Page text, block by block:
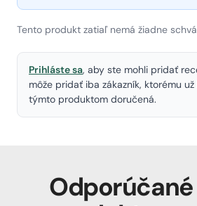
Tento produkt zatiaľ nemá žiadne
Prihláste sa, aby ste mohli pridať
môže pridať iba zákazník, ktorému
týmto produktom doručená.
Odporúčané